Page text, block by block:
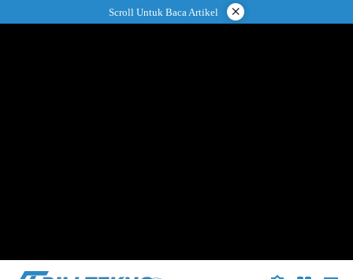
ke
Scroll Untuk Baca Artikel ×